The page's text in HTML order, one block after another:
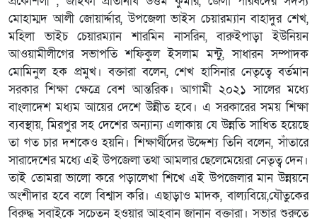
মোহাম্মদ আলী জোয়ার্দ্দার, উপজেলা ভাইস চেয়ারম্যান বাহাদুর শেখ,
মহিলা ভাইচ চেয়ারম্যান শারমিন নাসরিন, বারুইপাড়া ইউনিয়ন
আওয়ামীলীগের সভাপতি শফিকুল ইসলাম মন্টু, সাধারন সম্পাদক
মোমিনুল হক প্রমুখ। বক্তারা বলেন, শেখ হাসিনার নেতৃত্বে বর্তমান
সরকার শিক্ষা ক্ষেত্রে বেশ আন্তরিক। আগামী ২০২১ সালের মধ্যে
বাংলাদেশ মধ্যম আয়ের দেশে উন্নীত হবে। এ সরকারের সময় শিক্ষা
ব্যবস্থায়, মিরপুর সহ দেশের অন্যান্য এলাকায় যে উন্নতি সাধিত হয়েছে
তা গত চার দশকেও হয়নি। শিক্ষার্থীদের উদ্দেশ্য তিনি বলেন, সাঁতারে
সারাদেশের মধ্যে এই উপজেলা তথা আমলার ছেলেমেয়েরা নেতৃত্ব দেন।
তাই তোমরা ভালো করে পড়ালেখা শিখে এই উপজেলার মান উন্নয়নে
অংশীদার হবে বলে বিশ্বাস করি। এছাড়াও মাদক, বাল্যবিয়ে,যৌতুকের
বিরুদ্ধ সবাইকে সচেতন হওয়ার আহবান জানান বক্তারা। সভার শুরুতে